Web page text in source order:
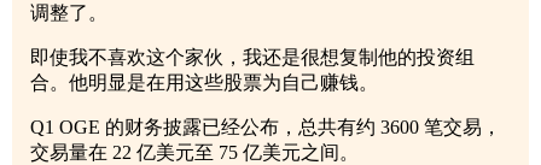
调整了。
即使我不喜欢这个家伙，我还是很想复制他的投资组
合。他明显是在用这些股票为自己赚钱。
Q1 OGE 的财务披露已经公布，总共有约 3600 笔交易，
交易量在 22 亿美元至 75 亿美元之间。